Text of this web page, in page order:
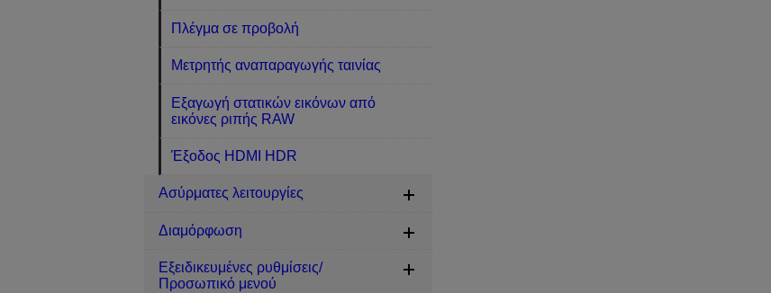
Πλέγμα σε προβολή
Μετρητής αναπαραγωγής ταινίας
Εξαγωγή στατικών εικόνων από
εικόνες ριπής RAW
Έξοδος HDMI HDR
Ασύρματες λειτουργίες
Διαμόρφωση
Εξειδικευμένες ρυθμίσεις/
Προσωπικό μενού